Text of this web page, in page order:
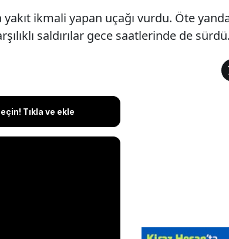
ikmali yapan uçağı vurdu. Öte
saldırılar gece saatlerinde de sürdü.
Tıkla ve ekle